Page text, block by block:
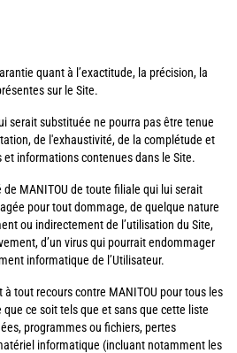
quant à l’exactitude, la précision, la
sur le Site.
serait substituée ne pourra pas être tenue
de l'exhaustivité, de la complétude et
informations contenues dans le Site.
de MANITOU de toute filiale qui lui serait
pour tout dommage, de quelque nature
ou indirectement de l’utilisation du Site,
d’un virus qui pourrait endommager
informatique de l’Utilisateur.
à tout recours contre MANITOU pour tous les
ce soit tels que et sans que cette liste
programmes ou fichiers, pertes
informatique (incluant notamment les